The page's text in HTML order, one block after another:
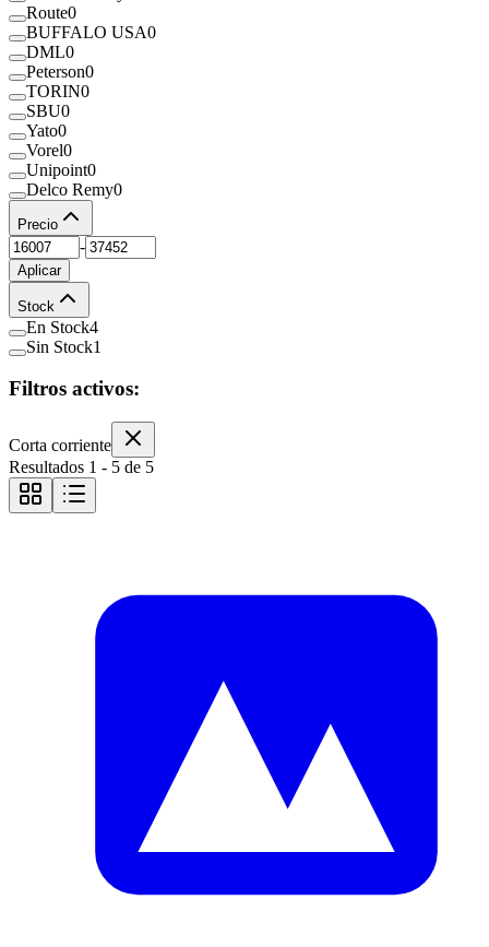
Route0
BUFFALO USA0
DML0
Peterson0
TORIN0
SBU0
Yato0
Vorel0
Unipoint0
Delco Remy0
Precio
-
Aplicar
Stock
En Stock4
Sin Stock1
Filtros activos:
Corta corriente
Resultados 1 - 5 de 5